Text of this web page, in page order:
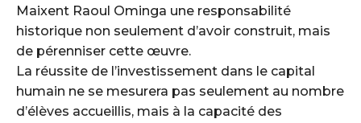
Maixent Raoul Ominga une responsabilité
historique non seulement d’avoir construit, mais
de pérenniser cette œuvre.
La réussite de l’investissement dans le capital
humain ne se mesurera pas seulement au nombre
d’élèves accueillis, mais à la capacité des